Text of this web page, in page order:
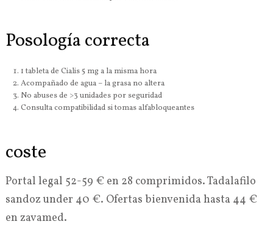
Posología correcta
1 tableta de Cialis 5 mg a la misma hora
Acompañado de agua – la grasa no altera
No abuses de >3 unidades por seguridad
Consulta compatibilidad si tomas alfabloqueantes
coste
Portal legal 52-59 € en 28 comprimidos. Tadalafilo
sandoz under 40 €. Ofertas bienvenida hasta 44 €
en zavamed.